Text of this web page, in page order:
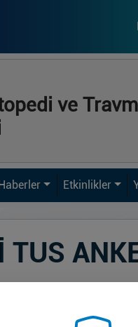
ve
Etkinlikler